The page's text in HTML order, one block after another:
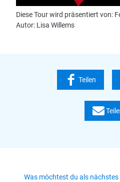
Diese Tour wird präsentiert von:
Autor: Lisa Willems
Teilen
Was möchtest du als nächstes